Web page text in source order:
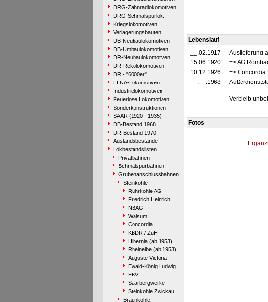
DRG-Zahnradlokomotiven
DRG-Schmalspurlok.
Kriegslokomotiven
Verlagerungsbauten
DB-Neubaulokomotiven
DB-Umbaulokomotiven
DR-Neubaulokomotiven
DR-Rekolokomotiven
DR - "6000er"
ELNA-Lokomotiven
Industrielokomotiven
Feuerlose Lokomotiven
Sonderkonstruktionen
SAAR (1920 - 1935)
DB-Bestand 1968
DR-Bestand 1970
Auslandsbestände
Lokbestandslisten
Privatbahnen
Schmalspurbahnen
Grubenanschlussbahnen
Steinkohle
Ruhrkohle AG
Friedrich Heinrich
NBAG
Walsum
Concordia
KBDR / ZuH
Hibernia (ab 1953)
Rheinelbe (ab 1953)
Auguste Victoria
Ewald-König Ludwig
EBV
Saarbergwerke
Steinkohle Zwickau
Braunkohle
Lebenslauf
__.02.1917
Auslieferung
15.06.1920
=> AG
10.12.1926
=> Concordia
__.__.1968
Verbleib
Fotos